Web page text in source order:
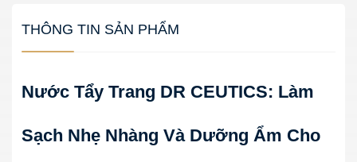
THÔNG TIN SẢN PHẨM
Nước Tẩy Trang DR CEUTICS: Làm
Sạch Nhẹ Nhàng Và Dưỡng Ẩm Cho